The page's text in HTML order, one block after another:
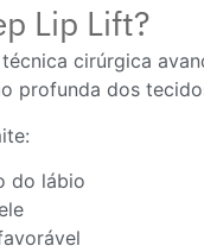
Lip Lift?
cirúrgica
profunda dos
do lábio